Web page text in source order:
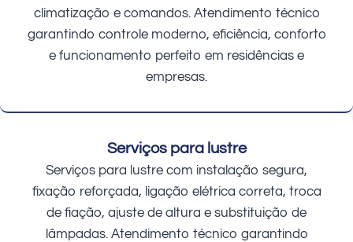
climatização e comandos. Atendimento técnico
garantindo controle moderno, eficiência, conforto
e funcionamento perfeito em residências e
empresas.
Serviços para lustre
Serviços para lustre com instalação segura,
fixação reforçada, ligação elétrica correta, troca
de fiação, ajuste de altura e substituição de
lâmpadas. Atendimento técnico garantindo